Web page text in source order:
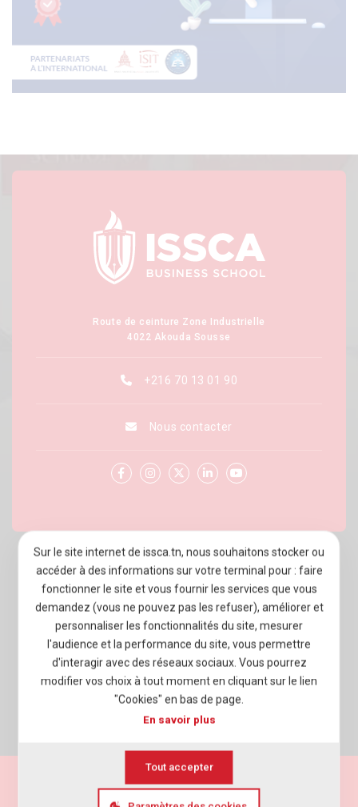
Sur le site internet de issca.tn, nous souhaitons stocker ou
accéder à des informations sur votre terminal pour : faire
fonctionner le site et vous fournir les services que vous
demandez (vous ne pouvez pas les refuser), améliorer et
personnaliser les fonctionnalités du site, mesurer
l'audience et la performance du site, vous permettre
d'interagir avec des réseaux sociaux. Vous pourrez
modifier vos choix à tout moment en cliquant sur le lien
"Cookies" en bas de page.
En savoir plus
Tout accepter
À PROPOS D’ISSCA BUSINESS SCHOOL
PROGRAMMES
ADMISSION
VIE ÉTUDIANTE
ENTREPRISES
NEWSROOM
Route de ceinture Zone Industrielle
4022 Akouda Sousse
+216 70 13 01 90
Nous contacter
Mentions légales